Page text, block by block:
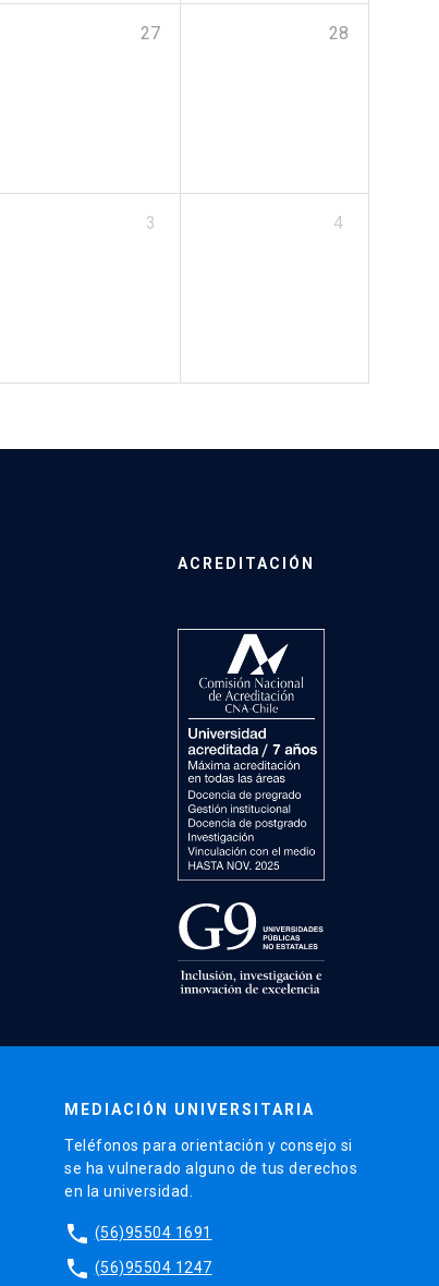
27 28
3 4
ACREDITACIÓN
MEDIACIÓN UNIVERSITARIA
Teléfonos para orientación y consejo si
se ha vulnerado alguno de tus derechos
en la universidad.
phone (56)95504 1691
phone (56)95504 1247